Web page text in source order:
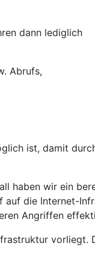
dann lediglich
Abrufs,
ist, damit
wir ein
die Internet-
Angriffen
vorliegt.